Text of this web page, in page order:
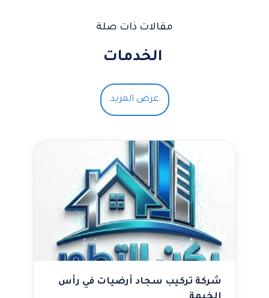
مقالات ذات صلة
الخدمات
عرض المزيد
شركة تركيب سجاد أرضيات في رأس